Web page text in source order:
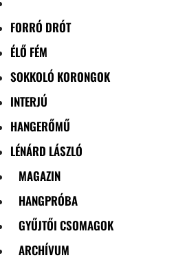
FORRÓ DRÓT
ÉLŐ FÉM
SOKKOLÓ KORONGOK
INTERJÚ
HANGERŐMŰ
LÉNÁRD LÁSZLÓ
MAGAZIN
HANGPRÓBA
GYŰJTŐI CSOMAGOK
ARCHÍVUM